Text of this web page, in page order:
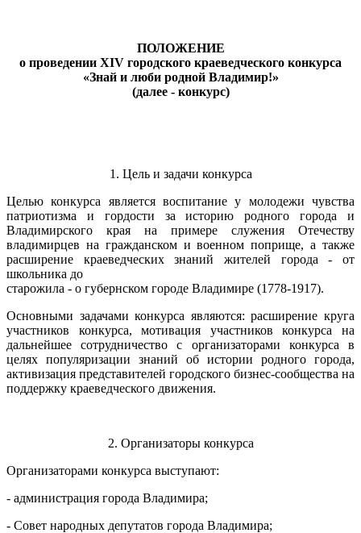
ПОЛОЖЕНИЕ
о проведении XIV городского краеведческого конкурса
«Знай и люби родной Владимир!»
(далее - конкурс)
1. Цель и задачи конкурса
Целью конкурса является воспитание у молодежи чувства
патриотизма и гордости за историю родного города и
Владимирского края на примере служения Отечеству
владимирцев на гражданском и военном поприще, а также
расширение краеведческих знаний жителей города - от
школьника до
старожила - о губернском городе Владимире (1778-1917).
Основными задачами конкурса являются: расширение круга
участников конкурса, мотивация участников конкурса на
дальнейшее сотрудничество с организаторами конкурса в
целях популяризации знаний об истории родного города,
активизация представителей городского бизнес-сообщества на
поддержку краеведческого движения.
2. Организаторы конкурса
Организаторами конкурса выступают:
- администрация города Владимира;
- Совет народных депутатов города Владимира;